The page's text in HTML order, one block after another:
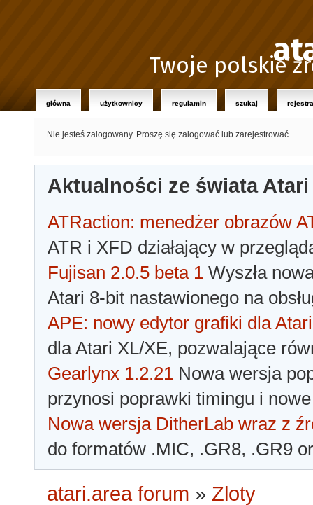
Twoje polskie
główna użytkownicy regulamin szukaj
Nie jesteś zalogowany. Proszę się zalogować lub zarejestrować.
Aktualności ze świata Atari
ATRaction: menedżer obrazów
ATR i XFD działający w
Fujisan 2.0.5 beta 1 Wyszła
Atari 8-bit nastawionego na
APE: nowy edytor grafiki dla Atari
dla Atari XL/XE, pozwalające
Gearlynx 1.2.21 Nowa wersja
przynosi poprawki timingu i
Nowa wersja DitherLab wraz z
do formatów .MIC, .GR8, .GR9
atari.area forum » Zloty